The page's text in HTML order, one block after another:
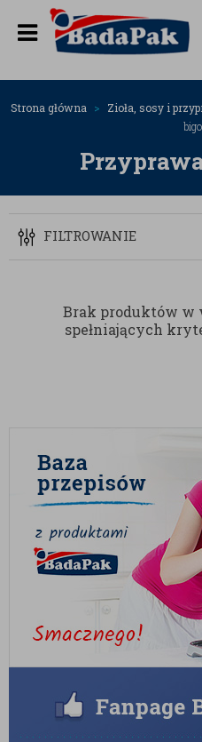
Strona główna Zioła, sosy i
FILTROWANIE
Brak produktów w
spełniających